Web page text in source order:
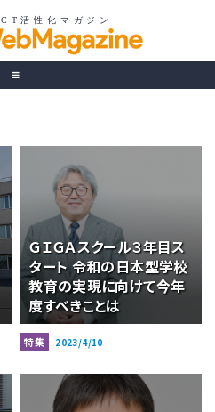
ＧＩＧＡスクール３年目ス
タート 令和の日本型学校
教育の実現に向けて今年
度すべきことは
特集 2023/4/10